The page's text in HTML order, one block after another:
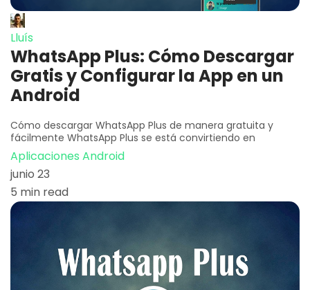
Lluís
WhatsApp Plus: Cómo Descargar
Gratis y Configurar la App en un
Android
Cómo descargar WhatsApp Plus de manera gratuita y
fácilmente WhatsApp Plus se está convirtiendo en
Aplicaciones Android
junio 23
5 min read